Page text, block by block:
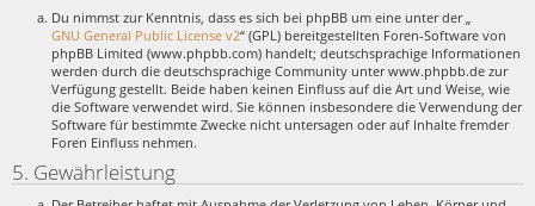
Du nimmst zur Kenntnis, dass es sich bei phpBB um eine unter der „
GNU General Public License v2“ (GPL) bereitgestellten Foren-Software von
phpBB Limited (www.phpbb.com) handelt; deutschsprachige Informationen
werden durch die deutschsprachige Community unter www.phpbb.de zur
Verfügung gestellt. Beide haben keinen Einfluss auf die Art und Weise, wie
die Software verwendet wird. Sie können insbesondere die Verwendung der
Software für bestimmte Zwecke nicht untersagen oder auf Inhalte fremder
Foren Einfluss nehmen.
5. Gewährleistung